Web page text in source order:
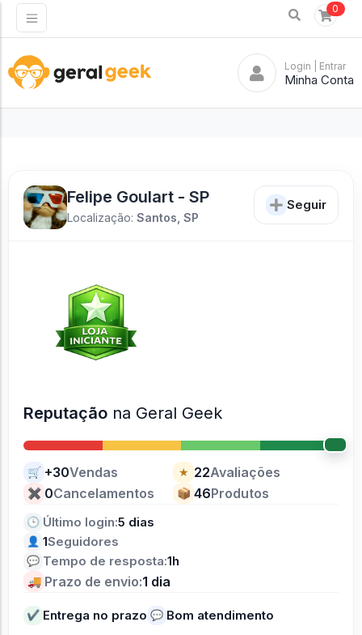
0
Login | Entrar
Minha Conta
Felipe Goulart - SP
Localização: Santos, SP
Seguir
Reputação na Geral Geek
🛒 +30Vendas ★ 22Avaliações
✖ 0Cancelamentos 📦 46Produtos
🕒 Último login:5 dias
👤 1Seguidores
💬 Tempo de resposta:1h
🚚 Prazo de envio:1 dia
✔ Entrega no prazo 💬 Bom atendimento